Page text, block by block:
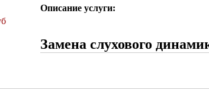
Описание услуги:
Замена слухового